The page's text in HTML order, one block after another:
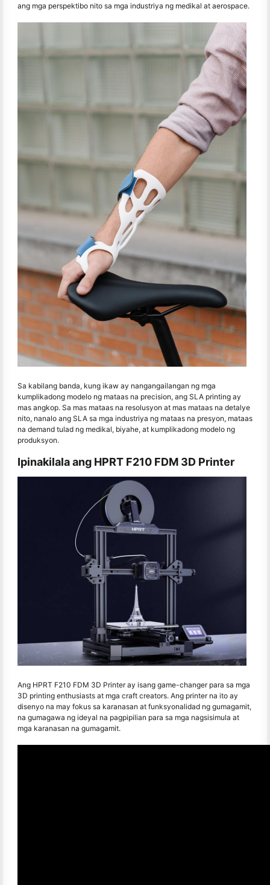
ang mga perspektibo nito sa mga industriya ng medikal at aerospace.
Sa kabilang banda, kung ikaw ay nangangailangan ng mga
kumplikadong modelo ng mataas na precision, ang SLA printing ay
mas angkop. Sa mas mataas na resolusyon at mas mataas na detalye
nito, nanalo ang SLA sa mga industriya ng mataas na presyon, mataas
na demand tulad ng medikal, biyahe, at kumplikadong modelo ng
produksyon.
Ipinakilala ang HPRT F210 FDM 3D Printer
Ang HPRT F210 FDM 3D Printer ay isang game-changer para sa mga
3D printing enthusiasts at mga craft creators. Ang printer na ito ay
disenyo na may fokus sa karanasan at funksyonalidad ng gumagamit,
na gumagawa ng ideyal na pagpipilian para sa mga nagsisimula at
mga karanasan na gumagamit.